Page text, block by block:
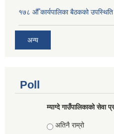
१७८ औँ कार्यपालिका बैठकको उपस्थिति
अन्य
Poll
म्याग्दे गाउँपालिकाको सेवा
Choices
अतिनै राम्रो